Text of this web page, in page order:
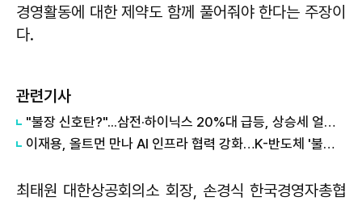
경영활동에 대한 제약도 함께 풀어줘야 한다는 주장이
다.
관련기사
"불장 신호탄?"...삼전·하이닉스 20%대 급등, 상승세 얼마나 갈까?
이재용, 올트먼 만나 AI 인프라 협력 강화…K-반도체 '불황 없는 10년' 기대
최태원 대한상공회의소 회장, 손경식 한국경영자총협